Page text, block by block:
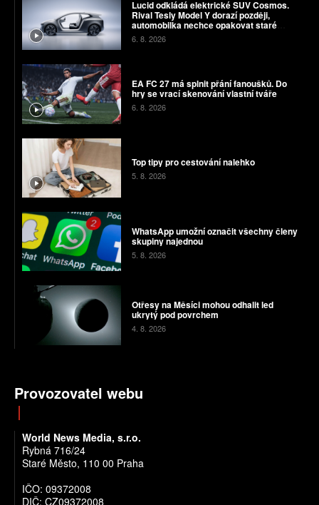
Lucid odkládá elektrické SUV Cosmos.
Rival Tesly Model Y dorazí později,
automobilka nechce opakovat staré
chyby
6. 8. 2026
EA FC 27 má splnit přání fanoušků. Do
hry se vrací skenování vlastní tváře
6. 8. 2026
Top tipy pro cestování nalehko
5. 8. 2026
WhatsApp umožní označit všechny členy
skupiny najednou
5. 8. 2026
Otřesy na Měsíci mohou odhalit led
ukrytý pod povrchem
4. 8. 2026
Provozovatel webu
World News Media, s.r.o.
Rybná 716/24
Staré Město, 110 00 Praha
IČO: 09372008
DIČ: CZ09372008